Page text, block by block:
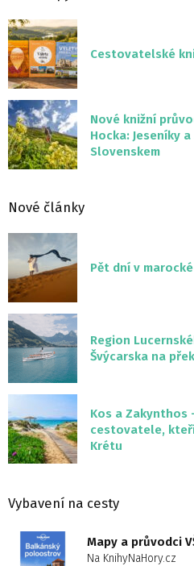
Cestovatelské
Nové knižní
Hocka: Jeseníky
Slovenskem
Nové články
Pět dní v
Region
Švýcarska na
Kos a Zakynthos
cestovatele,
Krétu
Vybavení na cesty
Mapy a průvodci
Na KnihyNaHory.cz